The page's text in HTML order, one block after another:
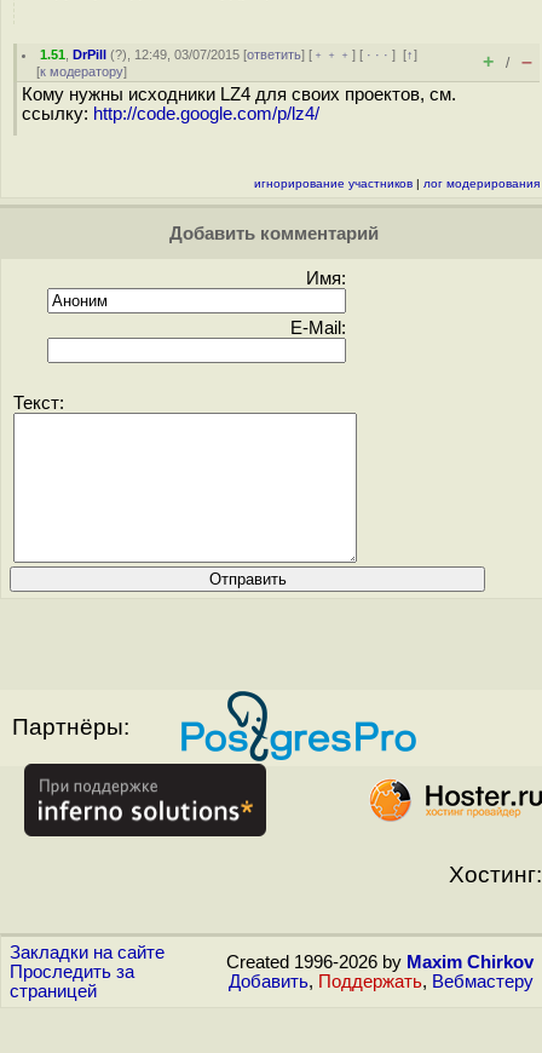
1.51 ,DrPill (?), 12:49, 03/07/2015 [ответить] [ ﹢﹢﹢] [ · · ·][↑]
[к модератору] + / –
Кому нужны исходники LZ4 для своих проектов, см.
ссылку: http://code.google.com/p/lz4/
игнорирование участников | лог модерирования
Добавить комментарий
Имя:
E-Mail:
Текст:
Партнёры:
Хостинг:
Закладки на сайте
Проследить за
страницей
Created 1996-2026 by Maxim Chirkov
Добавить, Поддержать, Вебмастеру